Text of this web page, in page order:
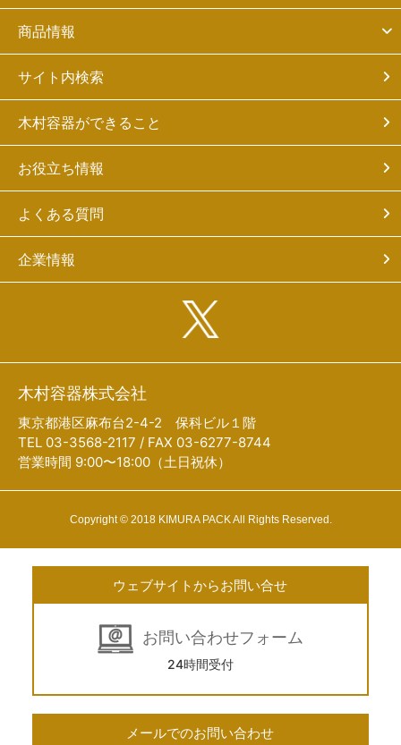
商品情報
サイト内検索
木村容器ができること
お役立ち情報
よくある質問
企業情報
木村容器株式会社
東京都港区麻布台2-4-2 保科ビル１階
TEL 03-3568-2117 / FAX 03-6277-8744
営業時間 9:00〜18:00（土日祝休）
Copyright © 2018 KIMURA PACK All Rights Reserved.
ウェブサイトからお問い合せ
お問い合わせフォーム
24時間受付
メールでのお問い合わせ